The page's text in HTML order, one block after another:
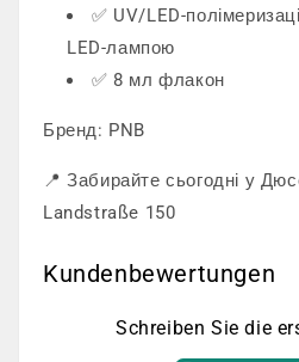
✅ UV/LED-
LED-лампою
✅ 8 мл флакон
Бренд: PNB
📍 Забирайте сьогодні у
Landstraße 150
Kundenbewertungen
Schreiben Sie die